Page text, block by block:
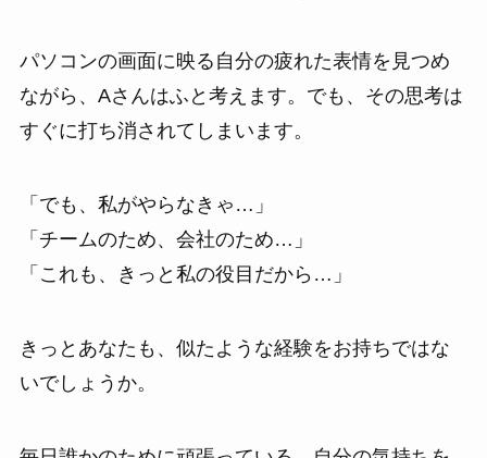
パソコンの画面に映る自分の疲れた表情を見つめ
ながら、Aさんはふと考えます。でも、その思考は
すぐに打ち消されてしまいます。
「でも、私がやらなきゃ…」
「チームのため、会社のため…」
「これも、きっと私の役目だから…」
きっとあなたも、似たような経験をお持ちではな
いでしょうか。